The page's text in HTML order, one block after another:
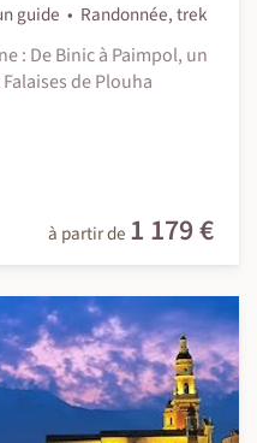
guide
Randonnée, trek
: De Binic à Paimpol, un
de Plouha
à partir de 1 179 €